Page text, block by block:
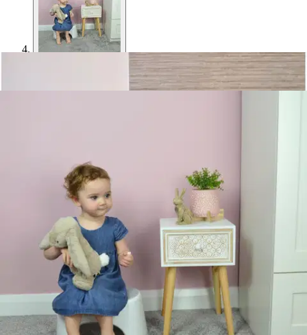
Asiakasomistajahinta
Hinta ilman S-Etukorttia:
Verkkokaupan hinta
Valitse toimitustapa
Nouto myymälästä
Ilmainen
Siirry valitsemaan myymälä
Toimitus
Kotiin tai noutopisteeseen